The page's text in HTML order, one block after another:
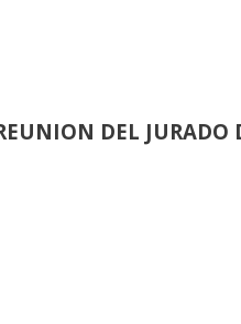
DEL JURADO